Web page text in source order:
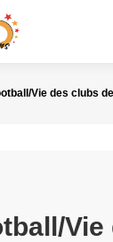
Vie des clubs